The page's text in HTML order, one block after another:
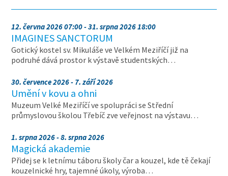
12. června 2026 07:00 - 31. srpna 2026 18:00
IMAGINES SANCTORUM
Gotický kostel sv. Mikuláše ve Velkém Meziříčí již na
podruhé dává prostor k výstavě studentských…
30. července 2026 - 7. září 2026
Umění v kovu a ohni
Muzeum Velké Meziříčí ve spolupráci se Střední
průmyslovou školou Třebíč zve veřejnost na výstavu…
1. srpna 2026 - 8. srpna 2026
Magická akademie
Přidej se k letnímu táboru školy čar a kouzel, kde tě čekají
kouzelnické hry, tajemné úkoly, výroba…